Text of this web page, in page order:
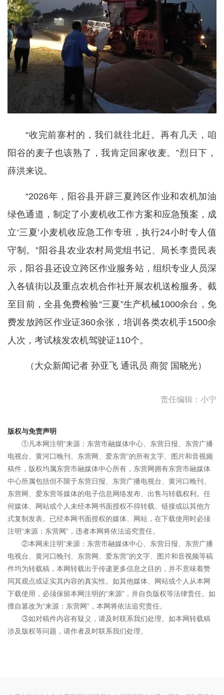
“收完前寨村的，我们就往北赶。再有几天，咱
阳谷的麦子也该熟了，我肯定回家收麦。”烈日下，
薛洪来说。
“2026年，阳谷县开辟三夏跨区作业和农机加油
绿色通道，制定了小麦机收工作方案和应急预案，成
立‘三夏’小麦机收应急工作专班，执行24小时专人值
守制。”阳谷县农业农村局党组书记、局长李贵民表
示，阳谷县还设立跨区作业服务站，组织专业人员深
入各镇街以及重点农机合作社开展农机送检服务。截
至目前，全县免费检验“三夏”生产机械1000余台，免
费发放跨区作业证360余张，培训各类农机手1500余
人次，考试核发农机驾驶证110个。
（大众新闻记者 孙亚飞 通讯员 商贺 国晓光）
责任编辑：小宁
版权与免责声明
①凡本网注明“来源：东营市融媒体中心、东营日报、东营广播
电视台、黄河口晚刊、东营网、爱东营”的所有文字、图片和音视频
稿件，版权均属东营市融媒体中心所有，东营网拥有东营市融媒体
中心所属包括但不限于东营日报、东营广播电视台、黄河口晚刊、
东营网、爱东营等媒体的电子信息网络发布、出售与转载权利。任
何媒体、网站或个人未经本网书面授权不得转载、链接或以其他方
式复制发表。已经本网书面授权的媒体、网站，在下载使用时必须
注明“来源：东营网”，违者本网将依法追究责任。
②本网未注明“来源：东营市融媒体中心、东营日报、东营广播
电视台、黄河口晚刊、东营网、爱东营”的文字、图片和音视频等稿
件均为转载稿，本网转载出于传递更多信息之目的，并不意味着赞
同其观点或证实其内容的真实性。如其他媒体、网站或个人从本网
下载使用，必须保留本网注明的“来源”，并自负版权等法律责任。如
擅自篡改为“来源：东营网”，本网将依法追究责任。
③如对稿件内容有疑义，请及时联系我们处理。如本网转载稿
涉及版权等问题，请作者及时联系我们处理。